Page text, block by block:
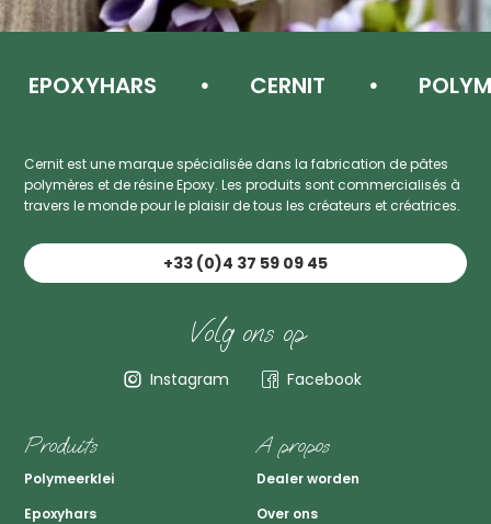
EPOXYHARS CERNIT
Cernit est une marque spécialisée dans la fabrication de pâtes
polymères et de résine Epoxy. Les produits sont commercialisés à
travers le monde pour le plaisir de tous les créateurs et créatrices.
+33 (0)4 37 59 09 45
Volg ons op
Instagram Facebook
Produits
Polymeerklei
Epoxyhars
A propos
Dealer worden
Over ons